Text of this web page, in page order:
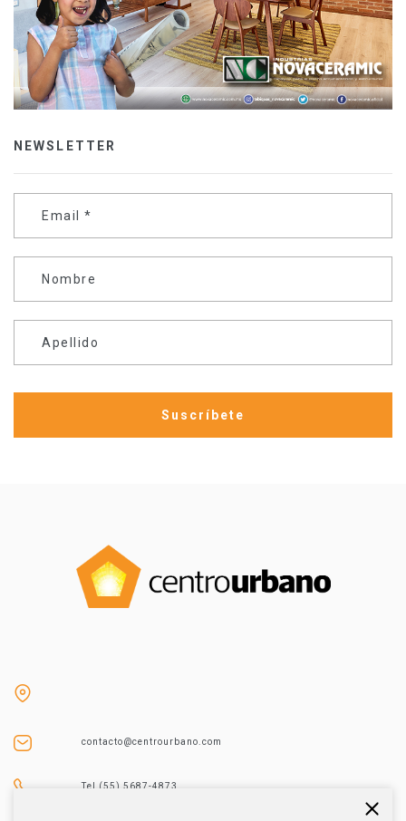
NEWSLETTER
Email *
Nombre
Apellido
contacto@centrourbano.com
Tel (55) 5687-4873